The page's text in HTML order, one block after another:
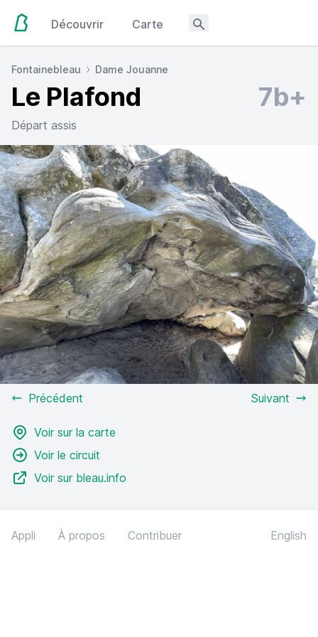
Découvrir Carte
Fontainebleau Dame Jouanne
Le Plafond 7b+
Départ assis
Précédent Suivant
Voir sur la carte
Voir le circuit
Voir sur bleau.info
Appli À propos Contribuer English